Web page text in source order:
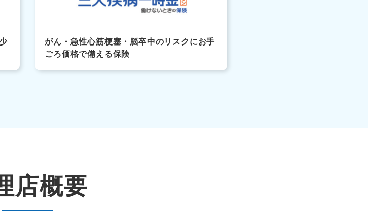
がん・急性心筋梗塞・脳卒中のリスクにお手
ごろ価格で備える保険
店概要